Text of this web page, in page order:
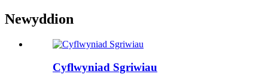
Newyddion
Cyflwyniad Sgriwiau